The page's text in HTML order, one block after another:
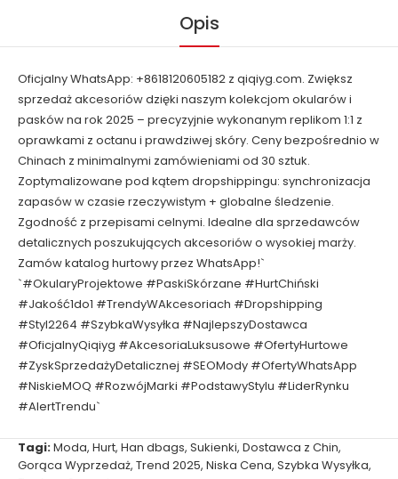
Opis
Oficjalny WhatsApp: +8618120605182 z qiqiyg.com. Zwiększ
sprzedaż akcesoriów dzięki naszym kolekcjom okularów i
pasków na rok 2025 – precyzyjnie wykonanym replikom 1:1 z
oprawkami z octanu i prawdziwej skóry. Ceny bezpośrednio w
Chinach z minimalnymi zamówieniami od 30 sztuk.
Zoptymalizowane pod kątem dropshippingu: synchronizacja
zapasów w czasie rzeczywistym + globalne śledzenie.
Zgodność z przepisami celnymi. Idealne dla sprzedawców
detalicznych poszukujących akcesoriów o wysokiej marży.
Zamów katalog hurtowy przez WhatsApp!`
`#OkularyProjektowe #PaskiSkórzane #HurtChiński
#Jakość1do1 #TrendyWAkcesoriach #Dropshipping
#Styl2264 #SzybkaWysyłka #NajlepszyDostawca
#OficjalnyQiqiyg #AkcesoriaLuksusowe #OfertyHurtowe
#ZyskSprzedażyDetalicznej #SEOMody #OfertyWhatsApp
#NiskieMOQ #RozwójMarki #PodstawyStylu #LiderRynku
#AlertTrendu`
Tagi:Moda, Hurt, Han dbags, Sukienki, Dostawca z Chin,
Gorąca Wyprzedaż, Trend 2025, Niska Cena, Szybka Wysyłka,